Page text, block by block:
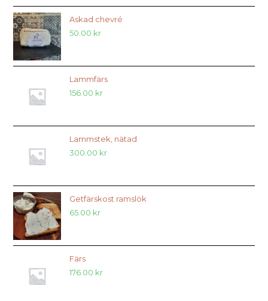
Askad chevré
50.00 kr
Lammfärs
156.00 kr
Lammstek, nätad
300.00 kr
Getfärskost ramslök
65.00 kr
Färs
176.00 kr